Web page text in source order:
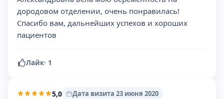
дородовом отделении, очень понравилась!
Спасибо вам, дальнейших успехов и хороших
пациентов
Лайк· 1
5,0
Дата визита 23 июня 2020